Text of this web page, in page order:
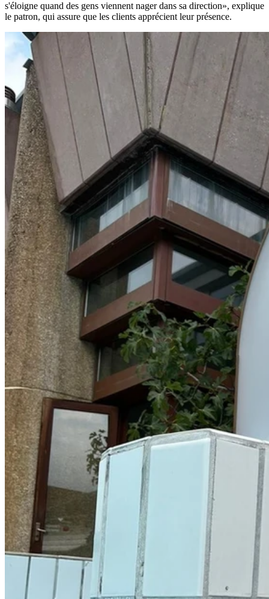
s'éloigne quand des gens viennent nager dans sa direction», explique
le patron, qui assure que les clients apprécient leur présence.